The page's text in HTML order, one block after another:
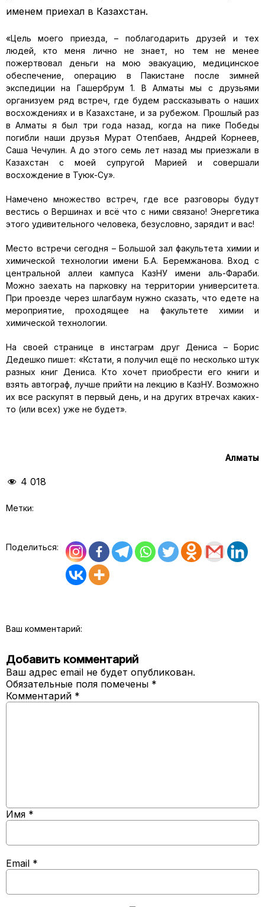
именем приехал в Казахстан.
«Цель моего приезда, – поблагодарить друзей и тех
людей, кто меня лично не знает, но тем не менее
пожертвовал деньги на мою эвакуацию, медицинское
обеспечение, операцию в Пакистане после зимней
экспедиции на Гашербрум 1. В Алматы мы с друзьями
организуем ряд встреч, где будем рассказывать о наших
восхождениях и в Казахстане, и за рубежом. Прошлый раз
в Алматы я был три года назад, когда на пике Победы
погибли наши друзья Мурат Отепбаев, Андрей Корнеев,
Саша Чечулин. А до этого семь лет назад мы приезжали в
Казахстан с моей супругой Марией и совершали
восхождение в Туюк-Су».
Намечено множество встреч, где все разговоры будут
вестись о Вершинах и всё что с ними связано! Энергетика
этого удивительного человека, безусловно, зарядит и вас!
Место встречи сегодня – Большой зал факультета химии и
химической технологии имени Б.А. Беремжанова. Вход с
центральной аллеи кампуса КазНУ имени аль-Фараби.
Можно заехать на парковку на территории университета.
При проезде через шлагбаум нужно сказать, что едете на
мероприятие, проходящее на факультете химии и
химической технологии.
На своей странице в инстаграм друг Дениса – Борис
Дедешко пишет: «Кстати, я получил ещё по несколько штук
разных книг Дениса. Кто хочет приобрести его книги и
взять автограф, лучше прийти на лекцию в КазНУ. Возможно
их все раскупят в первый день, и на других втречах каких-
то (или всех) уже не будет».
Алматы
4 018
Метки:
Поделиться:
Ваш комментарий:
Добавить комментарий
Ваш адрес email не будет опубликован.
Обязательные поля помечены *
Комментарий *
Имя *
Email *